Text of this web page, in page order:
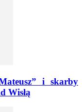
i skarby
Wisłą